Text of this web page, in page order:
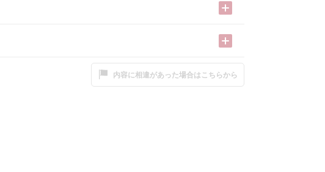
内容に相違があった場合はこちらから